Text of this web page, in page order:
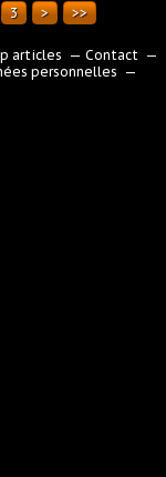
3 > >>
articles
Contact
personnelles